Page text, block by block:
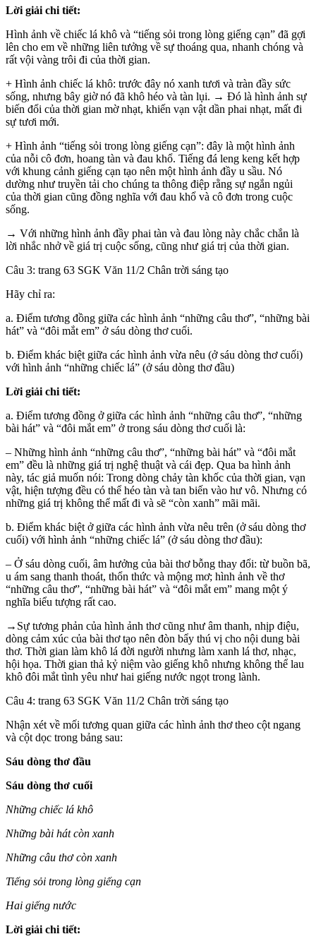
Lời giải chi tiết:
Hình ảnh về chiếc lá khô và “tiếng sỏi trong lòng giếng cạn” đã gợi
lên cho em về những liên tưởng về sự thoáng qua, nhanh chóng và
rất vội vàng trôi đi của thời gian.
+ Hình ảnh chiếc lá khô: trước đây nó xanh tươi và tràn đầy sức
sống, nhưng bây giờ nó đã khô héo và tàn lụi. → Đó là hình ảnh sự
biến đổi của thời gian mờ nhạt, khiến vạn vật dần phai nhạt, mất đi
sự tươi mới.
+ Hình ảnh “tiếng sỏi trong lòng giếng cạn”: đây là một hình ảnh
của nỗi cô đơn, hoang tàn và đau khổ. Tiếng đá leng keng kết hợp
với khung cảnh giếng cạn tạo nên một hình ảnh đầy u sầu. Nó
dường như truyền tải cho chúng ta thông điệp rằng sự ngắn ngủi
của thời gian cũng đồng nghĩa với đau khổ và cô đơn trong cuộc
sống.
→ Với những hình ảnh đầy phai tàn và đau lòng này chắc chắn là
lời nhắc nhở về giá trị cuộc sống, cũng như giá trị của thời gian.
Câu 3: trang 63 SGK Văn 11/2 Chân trời sáng tạo
Hãy chỉ ra:
a. Điểm tương đồng giữa các hình ảnh “những câu thơ”, “những bài
hát” và “đôi mắt em” ở sáu dòng thơ cuối.
b. Điểm khác biệt giữa các hình ảnh vừa nêu (ở sáu dòng thơ cuối)
với hình ảnh “những chiếc lá” (ở sáu dòng thơ đầu)
Lời giải chi tiết:
a. Điểm tương đồng ở giữa các hình ảnh “những câu thơ”, “những
bài hát” và “đôi mắt em” ở trong sáu dòng thơ cuối là:
– Những hình ảnh “những câu thơ”, “những bài hát” và “đôi mắt
em” đều là những giá trị nghệ thuật và cái đẹp. Qua ba hình ảnh
này, tác giả muốn nói: Trong dòng chảy tàn khốc của thời gian, vạn
vật, hiện tượng đều có thể héo tàn và tan biến vào hư vô. Nhưng có
những giá trị không thể mất đi và sẽ “còn xanh” mãi mãi.
b. Điểm khác biệt ở giữa các hình ảnh vừa nêu trên (ở sáu dòng thơ
cuối) với hình ảnh “những chiếc lá” (ở sáu dòng thơ đầu):
– Ở sáu dòng cuối, âm hưởng của bài thơ bỗng thay đổi: từ buồn bã,
u ám sang thanh thoát, thổn thức và mộng mơ; hình ảnh về thơ
“những câu thơ”, “những bài hát” và “đôi mắt em” mang một ý
nghĩa biểu tượng rất cao.
→Sự tương phản của hình ảnh thơ cũng như âm thanh, nhịp điệu,
dòng cảm xúc của bài thơ tạo nên đòn bẩy thú vị cho nội dung bài
thơ. Thời gian làm khô lá đời người nhưng làm xanh lá thơ, nhạc,
hội họa. Thời gian thả kỷ niệm vào giếng khô nhưng không thể lau
khô đôi mắt tình yêu như hai giếng nước ngọt trong lành.
Câu 4: trang 63 SGK Văn 11/2 Chân trời sáng tạo
Nhận xét về mối tương quan giữa các hình ảnh thơ theo cột ngang
và cột dọc trong bảng sau:
Sáu dòng thơ đầu
Sáu dòng thơ cuối
Những chiếc lá khô
Những bài hát còn xanh
Những câu thơ còn xanh
Tiếng sỏi trong lòng giếng cạn
Hai giếng nước
Lời giải chi tiết: